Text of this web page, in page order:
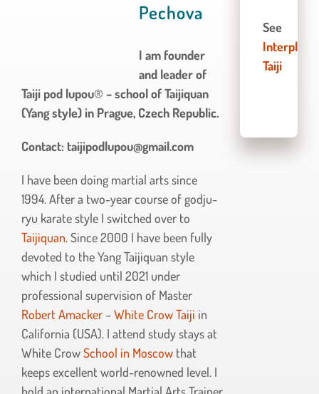
Pechova
I am founder
and leader of
Taiji pod lupou® – school of Taijiquan
(Yang style) in Prague, Czech Republic.
Contact: taijipodlupou@gmail.com
I have been doing martial arts since
1994. After a two-year course of godju-
ryu karate style I switched over to
Taijiquan. Since 2000 I have been fully
devoted to the Yang Taijiquan style
which I studied until 2021 under
professional supervision of Master
Robert Amacker–White Crow Taiji in
California (USA). I attend study stays at
White CrowSchool in Moscowthat
keeps excellent world-renowned level. I
hold an international Martial Arts Trainer
See
Interplay
Taiji